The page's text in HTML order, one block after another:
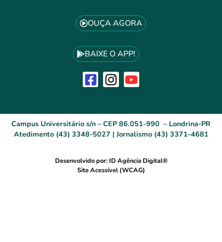
OUÇA AGORA
BAIXE O APP!
Campus Universitário s/n – CEP 86.051-990 – Londrina-PR
Atedimento (43) 3348-5027 | Jornalismo (43) 3371-4681
Desenvolvido por: ID Agência Digital®
Site Acessível (WCAG)